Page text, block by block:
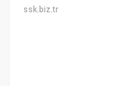
ssk.biz.tr